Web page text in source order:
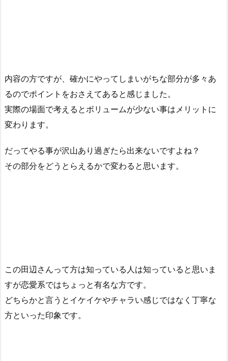
内容の方ですが、確かにやってしまいがちな部分が多々あ
るのでポイントをおさえてあると感じました。
実際の場面で考えるとボリュームが少ない事はメリットに
変わります。
だってやる事が沢山あり過ぎたら出来ないですよね？
その部分をどうとらえるかで変わると思います。
この田辺さんって方は知っている人は知っていると思いま
すが恋愛系ではちょっと有名な方です。
どちらかと言うとイケイケやチャラい感じではなく丁寧な
方といった印象です。